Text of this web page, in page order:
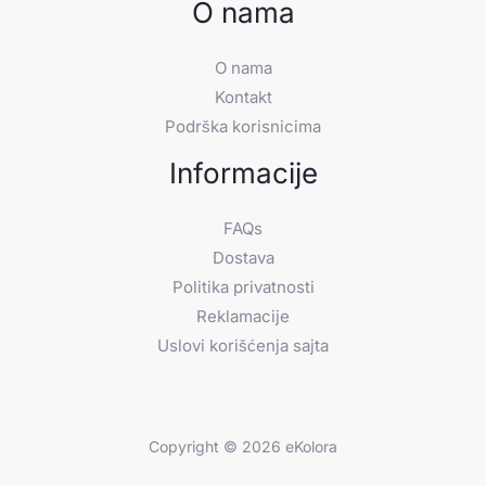
O nama
O nama
Kontakt
Podrška korisnicima
Informacije
FAQs
Dostava
Politika privatnosti
Reklamacije
Uslovi korišćenja sajta
Copyright © 2026 eKolora